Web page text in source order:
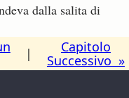
dalla salita di
|
Capitolo
Successivo »